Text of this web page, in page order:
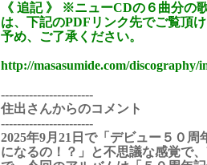
《 追記 》 ※ニューCDの６曲分の
は、下記のPDFリンク先でご覧頂
予め、ご了承ください。
http://masasumide.com/
-----------------------
住出さんからのコメント
-----------------------
2025年9月21日で「デビュー５０
になるの！？」と不思議な感覚で